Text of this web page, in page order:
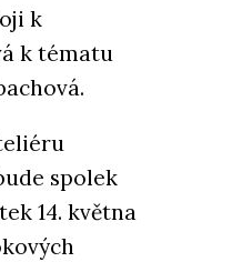
k
k tématu
spolek
14. května